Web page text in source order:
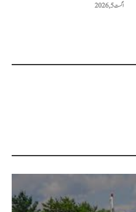
اگست 5, 2026